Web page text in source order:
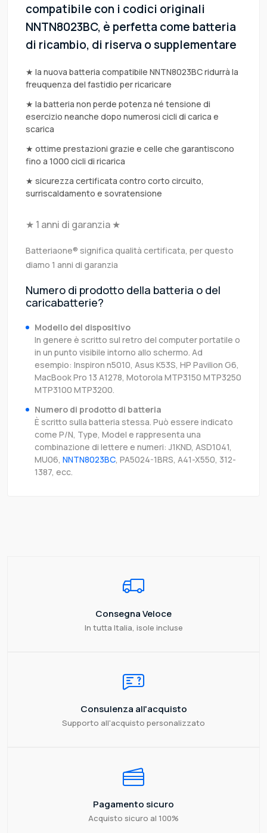
compatibile con i codici originali
NNTN8023BC, è perfetta come batteria
di ricambio, di riserva o supplementare
★ la nuova batteria compatibile NNTN8023BC ridurrà la
freuquenza del fastidio per ricaricare
★ la batteria non perde potenza né tensione di
esercizio neanche dopo numerosi cicli di carica e
scarica
★ ottime prestazioni grazie e celle che garantiscono
fino a 1000 cicli di ricarica
★ sicurezza certificata contro corto circuito,
surriscaldamento e sovratensione
★ 1 anni di garanzia ★
Batteriaone® significa qualità certificata, per questo
diamo 1 anni di garanzia
Numero di prodotto della batteria o del
caricabatterie?
Modello del dispositivo
In genere è scritto sul retro del computer portatile o
in un punto visibile intorno allo schermo. Ad
esempio: Inspiron n5010, Asus K53S, HP Pavilion G6,
MacBook Pro 13 A1278, Motorola MTP3150 MTP3250
MTP3100 MTP3200.
Numero di prodotto di batteria
È scritto sulla batteria stessa. Può essere indicato
come P/N, Type, Model e rappresenta una
combinazione di lettere e numeri: J1KND, ASD1041,
MU06, NNTN8023BC, PA5024-1BRS, A41-X550, 312-
1387, ecc.
Consegna Veloce
In tutta Italia, isole incluse
Consulenza all'acquisto
Supporto all'acquisto personalizzato
Pagamento sicuro
Acquisto sicuro al 100%